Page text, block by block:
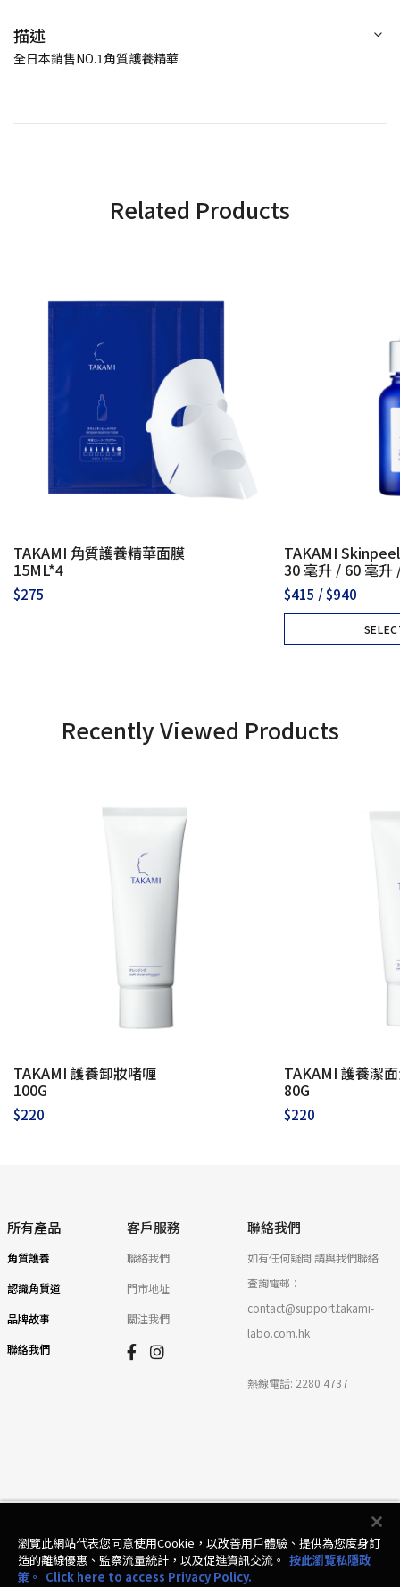
描述
全日本銷售NO.1角質護養精華
Related Products
TAKAMI 角質護養精華面膜
15ML*4
$275
TAKAMI
30 毫升 / 60 毫升
$415 /$940
Recently Viewed Products
TAKAMI 護養卸妝啫喱
100G
$220
TAKAMI 護養潔
80G
$220
所有產品
角質護養
認識角質道
品牌故事
聯絡我們
客戶服務
聯絡我們
門市地址
關注我們
聯絡我們
如有任何疑問 請與我們聯絡
查詢電郵：
contact@support.takami-
labo.com.hk
熱線電話: 2280 4737
© Takami 2025
瀏覽此網站代表您同意使用Cookie，以改善用戶體驗、提供為您度身訂
造的離線優惠、監察流量統計，以及促進資訊交流。 按此瀏覽私隱政
策。 Click here to access Privacy Policy.